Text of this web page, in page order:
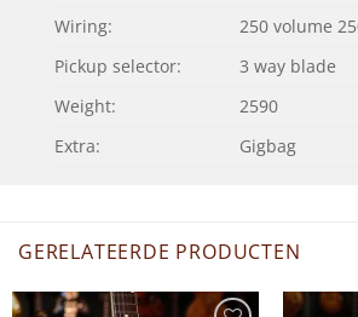
Wiring:
250 volume
Pickup selector:
3 way blade
Weight:
2590
Extra:
Gigbag
GERELATEERDE PRODUCTEN